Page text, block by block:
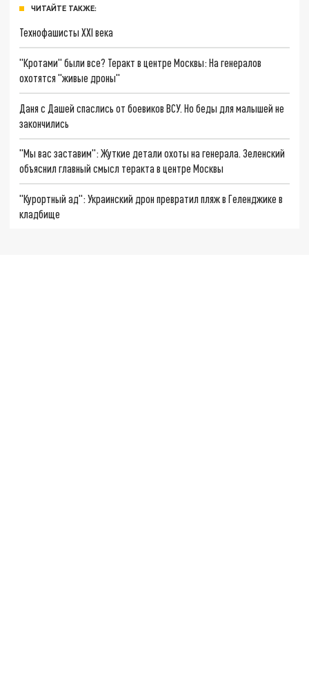
ЧИТАЙТЕ ТАКЖЕ:
Технофашисты XXI века
"Кротами" были все? Теракт в центре Москвы: На генералов
охотятся "живые дроны"
Даня с Дашей спаслись от боевиков ВСУ. Но беды для малышей не
закончились
"Мы вас заставим": Жуткие детали охоты на генерала. Зеленский
объяснил главный смысл теракта в центре Москвы
"Курортный ад": Украинский дрон превратил пляж в Геленджике в
кладбище